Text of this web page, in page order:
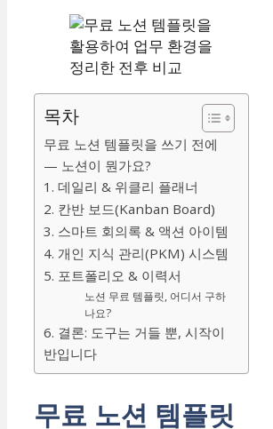
목차
무료 노션 템플릿을 쓰기 전에
— 노션이 뭔가요?
1. 데일리 & 위클리 플래너
2. 칸반 보드(Kanban Board)
3. 스마트 회의록 & 액션 아이템
4. 개인 지식 관리(PKM) 시스템
5. 포트폴리오 & 이력서
노션 무료 템플릿, 어디서 구하
나요?
6. 결론: 도구는 거들 뿐, 시작이
반입니다
무료 노션 템플릿